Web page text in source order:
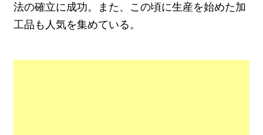
法の確立に成功。また、この頃に生産を始めた加
工品も人気を集めている。